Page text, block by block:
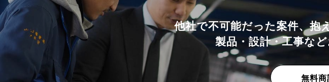
他社で不可能だった案件、抱
製品・設計・工事な
無料商